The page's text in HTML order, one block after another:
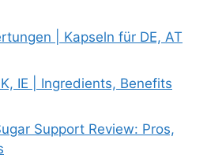
| Kapseln für DE, AT
IE | Ingredients, Benefits
Support Review: Pros,